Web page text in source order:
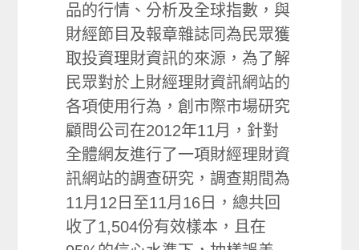
品的行情、分析及全球指數，與
財經節目及報章雜誌同為民眾獲
取投資理財資訊的來源，為了解
民眾對於上財經理財資訊網站的
各項使用行為，創市際市場研究
顧問公司在2012年11月，針對
全體網友進行了一項財經理財資
訊網站的調查研究，調查期間為
11月12日至11月16日，總共回
收了1,504份有效樣本，且在